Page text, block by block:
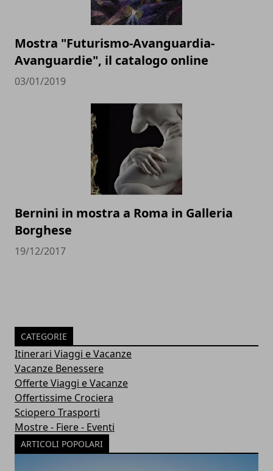
Mostra "Futurismo-Avanguardia-
Avanguardie", il catalogo online
03/01/2019
Bernini in mostra a Roma in Galleria
Borghese
19/12/2017
CATEGORIE
Itinerari Viaggi e Vacanze
Vacanze Benessere
Offerte Viaggi e Vacanze
Offertissime Crociera
Sciopero Trasporti
Mostre - Fiere - Eventi
ARTICOLI POPOLARI